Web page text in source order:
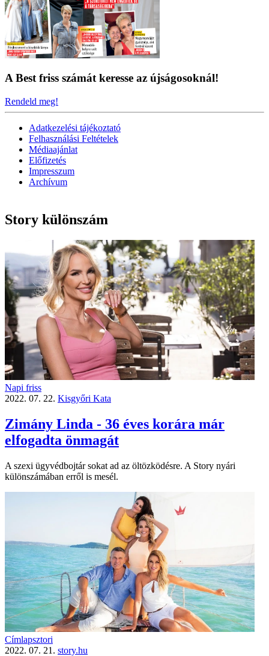
A Best friss számát keresse az újságosoknál!
Rendeld meg!
Adatkezelési tájékoztató
Felhasználási Feltételek
Médiaajánlat
Előfizetés
Impresszum
Archívum
Story különszám
Napi friss
2022. 07. 22. Kisgyőri Kata
Zimány Linda - 36 éves korára már
elfogadta önmagát
A szexi ügyvédbojtár sokat ad az öltözködésre. A Story nyári
különszámában erről is mesél.
Címlapsztori
2022. 07. 21. story.hu